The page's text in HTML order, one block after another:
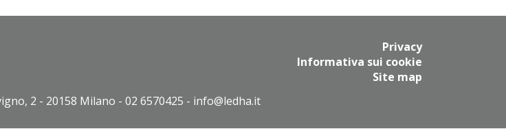
Privacy
Informativa sui cookie
Site map
2 - 20158 Milano - 02 6570425 - info@ledha.it